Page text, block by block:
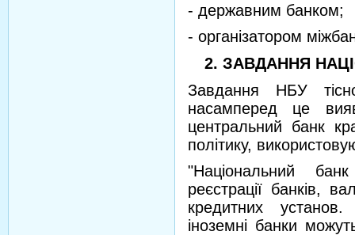
- державним банком;
- організатором
2. ЗАВДАННЯ
Завдання НБУ
насамперед це
центральний банк
політику,
"Національний
реєстрації банків,
кредитних
іноземні банки